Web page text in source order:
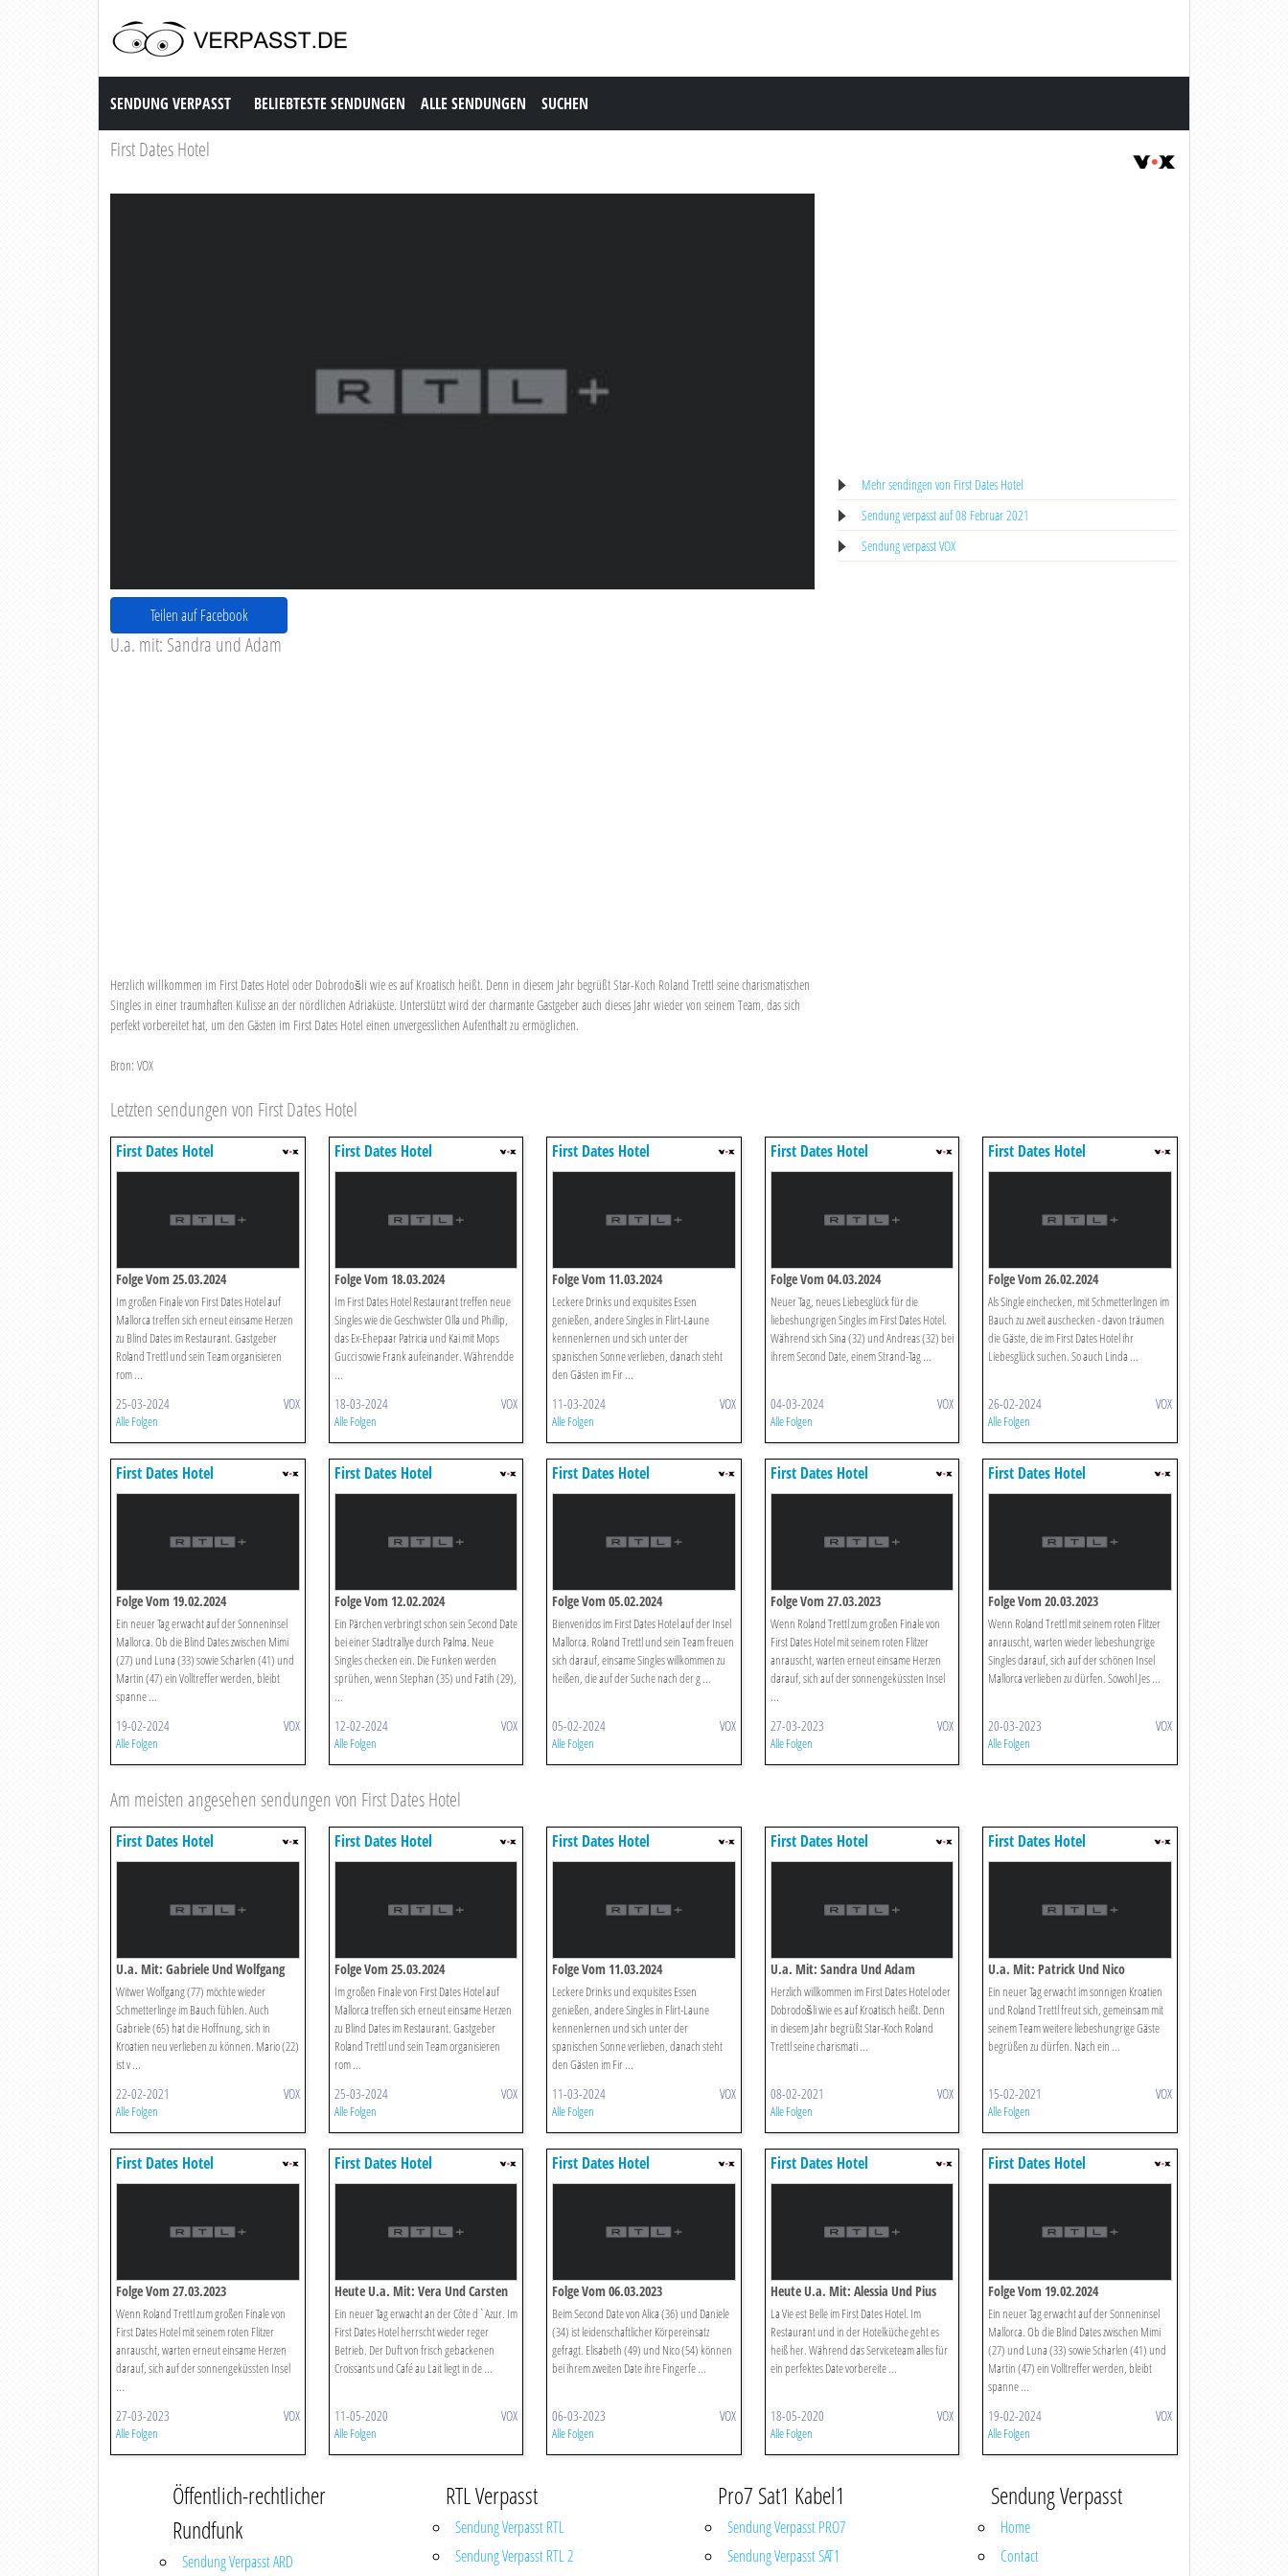
Sendung Verpasst
SENDUNG VERPASST BELIEBTESTE SENDUNGEN ALLE SENDUNGEN SUCHEN
First Dates Hotel
Teilen auf Facebook
U.a. mit: Sandra und Adam
Herzlich willkommen im First Dates Hotel oder Dobrodošli wie es auf Kroatisch heißt. Denn in diesem Jahr begrüßt Star-Koch Roland Trettl seine charismatischen
Singles in einer traumhaften Kulisse an der nördlichen Adriaküste. Unterstützt wird der charmante Gastgeber auch dieses Jahr wieder von seinem Team, das sich
perfekt vorbereitet hat, um den Gästen im First Dates Hotel einen unvergesslichen Aufenthalt zu ermöglichen.
Bron: VOX
Mehr sendingen von First Dates Hotel
Sendung verpasst auf 08 Februar 2021
Sendung verpasst VOX
Letzten sendungen von First Dates Hotel
First Dates Hotel
Folge Vom 25.03.2024
Im großen Finale von First Dates Hotel auf
Mallorca treffen sich erneut einsame Herzen
zu Blind Dates im Restaurant. Gastgeber
Roland Trettl und sein Team organisieren
rom ...
25-03-2024 VOX
Alle Folgen
First Dates Hotel
Folge Vom 18.03.2024
Im First Dates Hotel Restaurant treffen neue
Singles wie die Geschwister Olla und Phillip,
das Ex-Ehepaar Patricia und Kai mit Mops
Gucci sowie Frank aufeinander. Währendde
...
18-03-2024 VOX
Alle Folgen
First Dates Hotel
Folge Vom 11.03.2024
Leckere Drinks und exquisites Essen
genießen, andere Singles in Flirt-Laune
kennenlernen und sich unter der
spanischen Sonne verlieben, danach steht
den Gästen im Fir ...
11-03-2024 VOX
Alle Folgen
First Dates Hotel
Folge Vom 04.03.2024
Neuer Tag, neues Liebesglück für die
liebeshungrigen Singles im First Dates Hotel.
Während sich Sina (32) und Andreas (32) bei
ihrem Second Date, einem Strand-Tag ...
04-03-2024 VOX
Alle Folgen
First Dates Hotel
Folge Vom 26.02.2024
Als Single einchecken, mit Schmetterlingen im
Bauch zu zweit auschecken - davon träumen
die Gäste, die im First Dates Hotel ihr
Liebesglück suchen. So auch Linda ...
26-02-2024 VOX
Alle Folgen
First Dates Hotel
Folge Vom 19.02.2024
Ein neuer Tag erwacht auf der Sonneninsel
Mallorca. Ob die Blind Dates zwischen Mimi
(27) und Luna (33) sowie Scharlen (41) und
Martin (47) ein Volltreffer werden, bleibt
spanne ...
19-02-2024 VOX
Alle Folgen
First Dates Hotel
Folge Vom 12.02.2024
Ein Pärchen verbringt schon sein Second Date
bei einer Stadtrallye durch Palma. Neue
Singles checken ein. Die Funken werden
sprühen, wenn Stephan (35) und Fatih (29),
...
12-02-2024 VOX
Alle Folgen
First Dates Hotel
Folge Vom 05.02.2024
Bienvenidos im First Dates Hotel auf der Insel
Mallorca. Roland Trettl und sein Team freuen
sich darauf, einsame Singles willkommen zu
heißen, die auf der Suche nach der g ...
05-02-2024 VOX
Alle Folgen
First Dates Hotel
Folge Vom 27.03.2023
Wenn Roland Trettl zum großen Finale von
First Dates Hotel mit seinem roten Flitzer
anrauscht, warten erneut einsame Herzen
darauf, sich auf der sonnengeküssten Insel
...
27-03-2023 VOX
Alle Folgen
First Dates Hotel
Folge Vom 20.03.2023
Wenn Roland Trettl mit seinem roten Flitzer
anrauscht, warten wieder liebeshungrige
Singles darauf, sich auf der schönen Insel
Mallorca verlieben zu dürfen. Sowohl Jes ...
20-03-2023 VOX
Alle Folgen
Am meisten angesehen sendungen von First Dates Hotel
First Dates Hotel
U.a. Mit: Gabriele Und Wolfgang
Witwer Wolfgang (77) möchte wieder
Schmetterlinge im Bauch fühlen. Auch
Gabriele (65) hat die Hoffnung, sich in
Kroatien neu verlieben zu können. Mario (22)
ist v ...
22-02-2021 VOX
Alle Folgen
First Dates Hotel
Folge Vom 25.03.2024
Im großen Finale von First Dates Hotel auf
Mallorca treffen sich erneut einsame Herzen
zu Blind Dates im Restaurant. Gastgeber
Roland Trettl und sein Team organisieren
rom ...
25-03-2024 VOX
Alle Folgen
First Dates Hotel
Folge Vom 11.03.2024
Leckere Drinks und exquisites Essen
genießen, andere Singles in Flirt-Laune
kennenlernen und sich unter der
spanischen Sonne verlieben, danach steht
den Gästen im Fir ...
11-03-2024 VOX
Alle Folgen
First Dates Hotel
U.a. Mit: Sandra Und Adam
Herzlich willkommen im First Dates Hotel oder
Dobrodošli wie es auf Kroatisch heißt. Denn
in diesem Jahr begrüßt Star-Koch Roland
Trettl seine charismati ...
08-02-2021 VOX
Alle Folgen
First Dates Hotel
U.a. Mit: Patrick Und Nico
Ein neuer Tag erwacht im sonnigen Kroatien
und Roland Trettl freut sich, gemeinsam mit
seinem Team weitere liebeshungrige Gäste
begrüßen zu dürfen. Nach ein ...
15-02-2021 VOX
Alle Folgen
First Dates Hotel
Folge Vom 27.03.2023
Wenn Roland Trettl zum großen Finale von
First Dates Hotel mit seinem roten Flitzer
anrauscht, warten erneut einsame Herzen
darauf, sich auf der sonnengeküssten Insel
...
27-03-2023 VOX
Alle Folgen
First Dates Hotel
Heute U.a. Mit: Vera Und Carsten
Ein neuer Tag erwacht an der Côte d`Azur. Im
First Dates Hotel herrscht wieder reger
Betrieb. Der Duft von frisch gebackenen
Croissants und Café au Lait liegt in de ...
11-05-2020 VOX
Alle Folgen
First Dates Hotel
Folge Vom 06.03.2023
Beim Second Date von Alica (36) und Daniele
(34) ist leidenschaftlicher Körpereinsatz
gefragt. Elisabeth (49) und Nico (54) können
bei ihrem zweiten Date ihre Fingerfe ...
06-03-2023 VOX
Alle Folgen
First Dates Hotel
Heute U.a. Mit: Alessia Und Pius
La Vie est Belle im First Dates Hotel. Im
Restaurant und in der Hotelküche geht es
heiß her. Während das Serviceteam alles für
ein perfektes Date vorbereite ...
18-05-2020 VOX
Alle Folgen
First Dates Hotel
Folge Vom 19.02.2024
Ein neuer Tag erwacht auf der Sonneninsel
Mallorca. Ob die Blind Dates zwischen Mimi
(27) und Luna (33) sowie Scharlen (41) und
Martin (47) ein Volltreffer werden, bleibt
spanne ...
19-02-2024 VOX
Alle Folgen
Öffentlich-rechtlicher
Rundfunk
Sendung Verpasst ARD
RTL Verpasst
Sendung Verpasst RTL
Sendung Verpasst RTL 2
Pro7 Sat1 Kabel1
Sendung Verpasst PRO7
Sendung Verpasst SAT1
Sendung Verpasst
Home
Contact